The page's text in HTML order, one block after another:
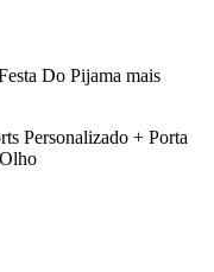
Do Pijama mais
Personalizado + Porta